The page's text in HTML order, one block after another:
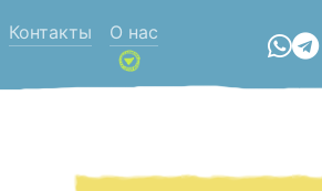
Контакты О нас